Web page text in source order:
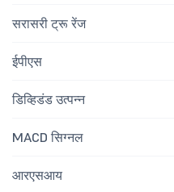
सरासरी ट्रू रेंज
ईपीएस
डिव्हिडंड उत्पन्न
MACD सिग्नल
आरएसआय